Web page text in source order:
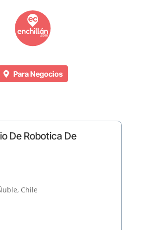
Para Negocios
De Robotica De
Chile